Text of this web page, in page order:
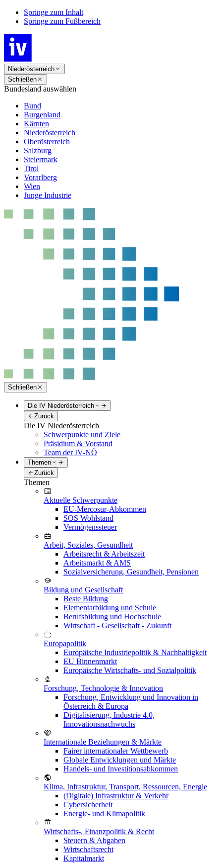
Springe zum Inhalt
Springe zum Fußbereich
Niederösterreich
Schließen
Bundesland auswählen
Bund
Burgenland
Kärnten
Niederösterreich
Oberösterreich
Salzburg
Steiermark
Tirol
Vorarlberg
Wien
Junge Industrie
Schließen
Die IV Niederösterreich
Zurück
Die IV Niederösterreich
Schwerpunkte und Ziele
Präsidium & Vorstand
Team der IV-NÖ
Themen
Zurück
Themen
Aktuelle Schwerpunkte
EU-Mercosur-Abkommen
SOS Wohlstand
Vermögenssteuer
Arbeit, Soziales, Gesundheit
Arbeitsrecht & Arbeitszeit
Arbeitsmarkt & AMS
Sozialversicherung, Gesundheit, Pensionen
Bildung und Gesellschaft
Beste Bildung
Elementarbildung und Schule
Berufsbildung und Hochschule
Wirtschaft - Gesellschaft - Zukunft
Europapolitik
Europäische Industriepolitik & Nachhaltigkeit
EU Binnenmarkt
Europäische Wirtschafts- und Sozialpolitik
Forschung, Technologie & Innovation
Forschung, Entwicklung und Innovation in
Österreich & Europa
Digitalisierung, Industrie 4.0,
Innovationsnachwuchs
Internationale Beziehungen & Märkte
Fairer internationaler Wettbewerb
Globale Entwicklungen und Märkte
Handels- und Investitionsabkommen
Klima, Infrastruktur, Transport, Ressourcen, Energie
(Digitale) Infrastruktur & Verkehr
Cybersicherheit
Energie- und Klimapolitik
Wirtschafts-, Finanzpolitik & Recht
Steuern & Abgaben
Wirtschaftsrecht
Kapitalmarkt